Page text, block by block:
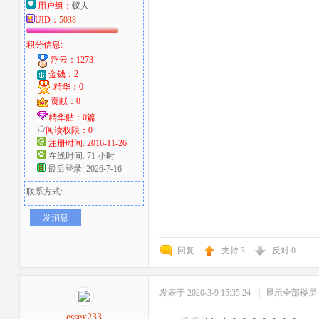
用户组： 蚁人
UID： 5038
积分信息:
浮云：1273
金钱：2
精华：0
贡献：0
精华贴：0篇
阅读权限：0
注册时间: 2016-11-26
在线时间: 71 小时
最后登录: 2026-7-16
联系方式:
发消息
回复 支持 3 反对 0
发表于 2020-3-9 15:35:24 显示全部楼层